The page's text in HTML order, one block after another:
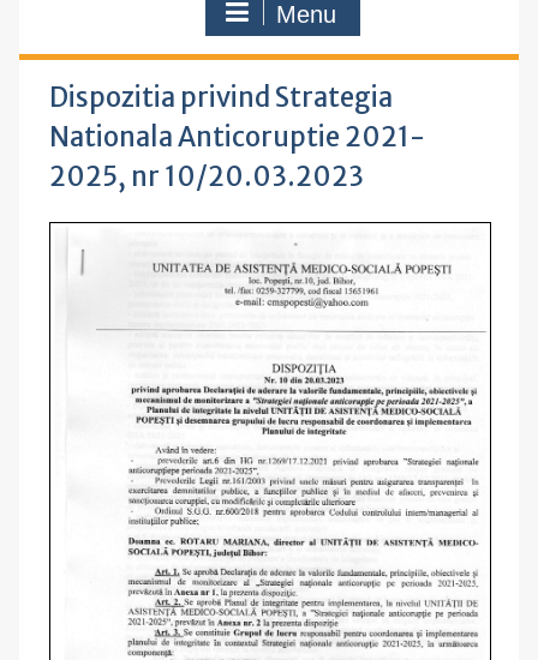
Menu
Dispozitia privind Strategia
Nationala Anticoruptie 2021-
2025, nr 10/20.03.2023